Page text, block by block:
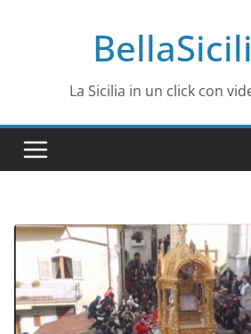
La Sicilia in un click con